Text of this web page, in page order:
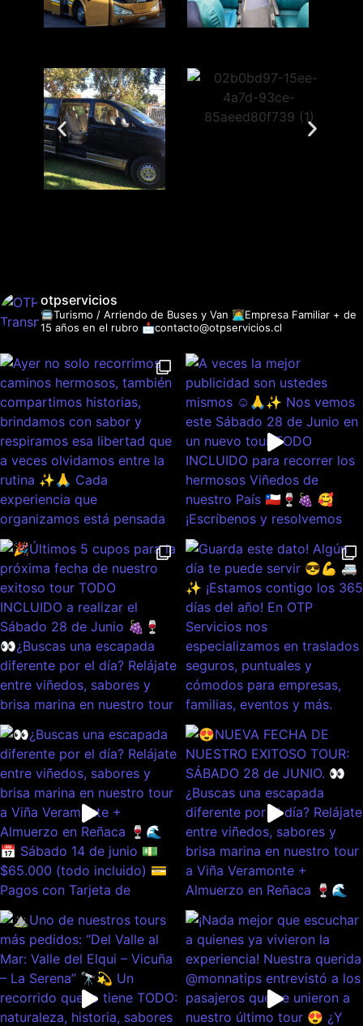
otpservicios
🚍Turismo / Arriendo de Buses y Van 👩‍💻Empresa Familiar + de
15 años en el rubro 📩contacto@otpservicios.cl